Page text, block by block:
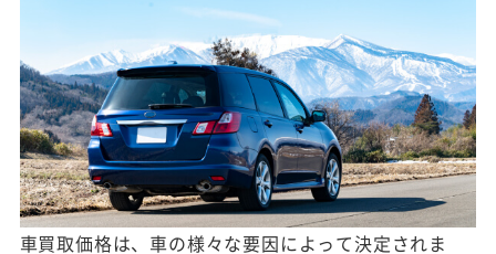
車買取価格は、車の様々な要因によって決定されま